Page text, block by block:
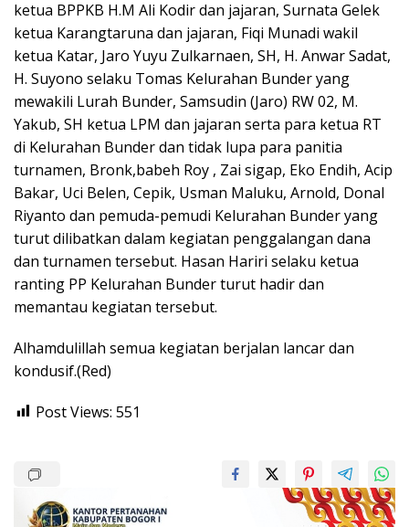
ketua BPPKB H.M Ali Kodir dan jajaran, Surnata Gelek
ketua Karangtaruna dan jajaran, Fiqi Munadi wakil
ketua Katar, Jaro Yuyu Zulkarnaen, SH, H. Anwar Sadat,
H. Suyono selaku Tomas Kelurahan Bunder yang
mewakili Lurah Bunder, Samsudin (Jaro) RW 02, M.
Yakub, SH ketua LPM dan jajaran serta para ketua RT
di Kelurahan Bunder dan tidak lupa para panitia
turnamen, Bronk,babeh Roy , Zai sigap, Eko Endih, Acip
Bakar, Uci Belen, Cepik, Usman Maluku, Arnold, Donal
Riyanto dan pemuda-pemudi Kelurahan Bunder yang
turut dilibatkan dalam kegiatan penggalangan dana
dan turnamen tersebut. Hasan Hariri selaku ketua
ranting PP Kelurahan Bunder turut hadir dan
memantau kegiatan tersebut.
Alhamdulillah semua kegiatan berjalan lancar dan
kondusif.(Red)
Post Views: 551